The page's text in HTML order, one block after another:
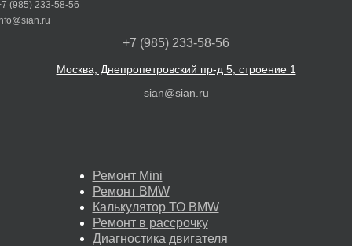
(985) 233-58-56
+7 (985) 233-58-56
Москва, Днепропетровский пр-д 5, строение 1
sian@sian.ru
Ремонт Mini
Ремонт BMW
Калькулятор ТО BMW
Ремонт в рассрочку
Диагностика двигателя